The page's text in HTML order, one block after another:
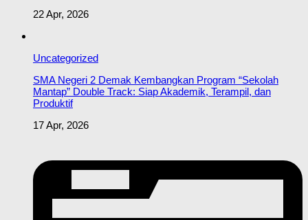
22 Apr, 2026
Uncategorized
SMA Negeri 2 Demak Kembangkan Program “Sekolah
Mantap” Double Track: Siap Akademik, Terampil, dan
Produktif
17 Apr, 2026